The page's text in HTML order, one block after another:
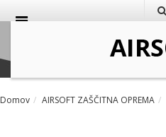
Domov AIRSOFT ZAŠČITNA OPREMA